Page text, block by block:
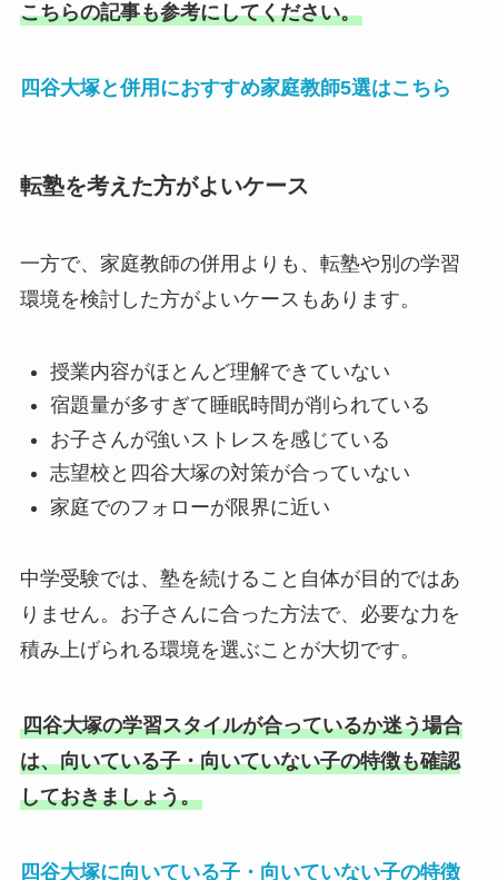
こちらの記事も参考にしてください。
四谷大塚と併用におすすめ家庭教師5選はこちら
転塾を考えた方がよいケース
一方で、家庭教師の併用よりも、転塾や別の学習
環境を検討した方がよいケースもあります。
授業内容がほとんど理解できていない
宿題量が多すぎて睡眠時間が削られている
お子さんが強いストレスを感じている
志望校と四谷大塚の対策が合っていない
家庭でのフォローが限界に近い
中学受験では、塾を続けること自体が目的ではあ
りません。お子さんに合った方法で、必要な力を
積み上げられる環境を選ぶことが大切です。
四谷大塚の学習スタイルが合っているか迷う場合
は、向いている子・向いていない子の特徴も確認
しておきましょう。
四谷大塚に向いている子・向いていない子の特徴